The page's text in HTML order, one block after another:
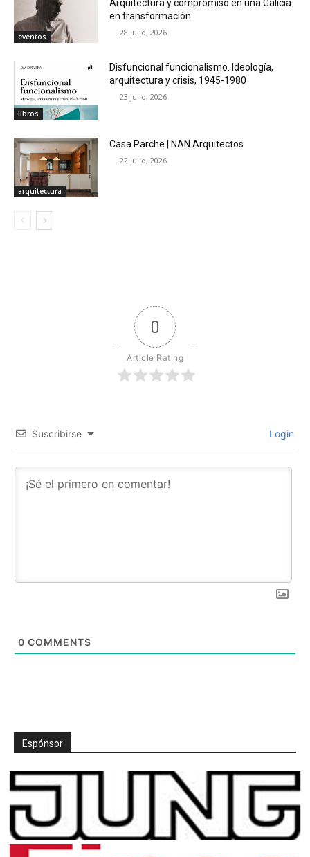
eventos
Arquitectura y compromiso en una Galicia
en transformación
28 julio, 2026
libros
Disfuncional funcionalismo. Ideología,
arquitectura y crisis, 1945-1980
23 julio, 2026
arquitectura
Casa Parche | NAN Arquitectos
22 julio, 2026
0
Article Rating
Suscribirse Login
0 COMMENTS
Espónsor